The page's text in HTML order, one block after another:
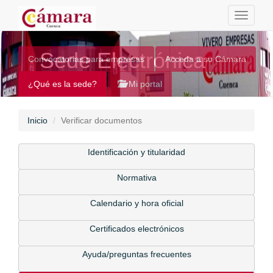
Toggle
Sede Electrónica
Convocatorias para empresas Acceda a su Cámara
¿Qué es la sede? Mi portal
Inicio Verificar documentos
Identificación y titularidad
Normativa
Calendario y hora oficial
Certificados electrónicos
Ayuda/preguntas frecuentes